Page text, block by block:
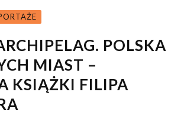
POLSKA
MIAST –
KSIĄŻKI FILIPA